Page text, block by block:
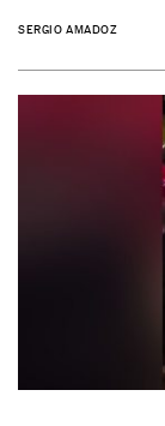
SERGIO AMADOZ